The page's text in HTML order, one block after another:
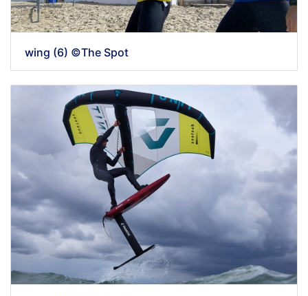
wing (6) ©The Spot